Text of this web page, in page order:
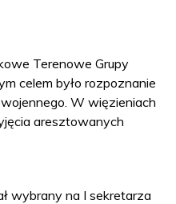
Terenowe Grupy
celem było rozpoznanie
W więzieniach
aresztowanych
wybrany na I sekretarza